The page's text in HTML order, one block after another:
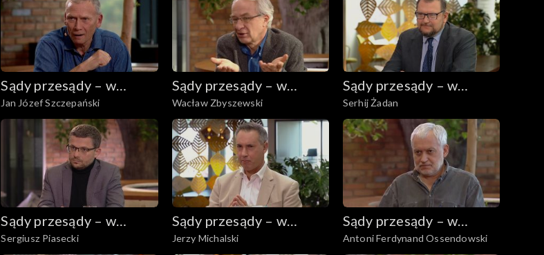
Sądy przesądy – w
powiększeniu
Jan Józef Szczepański
Sądy przesądy – w
powiększeniu
Wacław Zbyszewski
Sądy przesądy – w
powiększeniu
Serhij Żadan
Sądy przesądy – w
powiększeniu
Sergiusz Piasecki
Sądy przesądy – w
powiększeniu
Jerzy Michalski
Sądy przesądy – w
powiększeniu
Antoni Ferdynand Ossendowski